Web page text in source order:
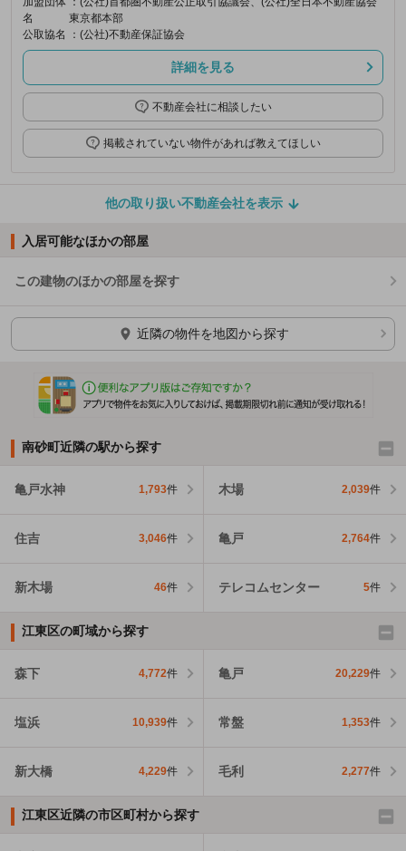
名
東京都本部
公取協名
：(公社)不動産保証協会
詳細を見る
不動産会社に相談したい
掲載されていない物件があれば教えてほしい
他の取り扱い不動産会社を表示
入居可能なほかの部屋
この建物のほかの部屋を探す
ほかの部屋を検索中…
近隣の物件を地図から探す
南砂町近隣の駅から探す
亀戸水神 1,793件 木場 2,039件
住吉 3,046件 亀戸 2,764件
新木場 46件 テレコムセンター 5件
江東区の町域から探す
森下 4,772件 亀戸 20,229件
塩浜 10,939件 常盤 1,353件
新大橋 4,229件 毛利 2,277件
江東区近隣の市区町村から探す